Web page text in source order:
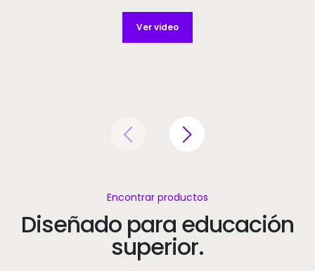
Ver video
Encontrar productos
Diseñado para educación
superior.